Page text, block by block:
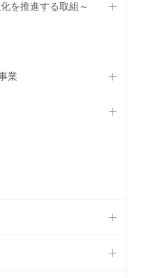
を推進する取組～
業